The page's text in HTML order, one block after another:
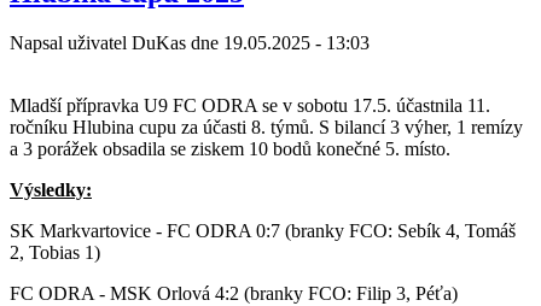
Napsal uživatel DuKas dne 19.05.2025 - 13:03
Mladší přípravka U9 FC ODRA se v sobotu 17.5. účastnila 11.
ročníku Hlubina cupu za účasti 8. týmů. S bilancí 3 výher, 1 remízy
a 3 porážek obsadila se ziskem 10 bodů konečné 5. místo.
Výsledky:
SK Markvartovice - FC ODRA 0:7 (branky FCO: Sebík 4, Tomáš
2, Tobias 1)
FC ODRA - MSK Orlová 4:2 (branky FCO: Filip 3, Péťa)